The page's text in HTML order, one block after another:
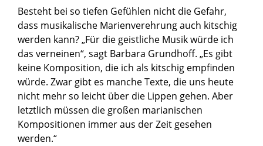
Besteht bei so tiefen Gefühlen nicht die Gefahr,
dass musikalische Marienverehrung auch kitschig
werden kann? „Für die geistliche Musik würde ich
das verneinen“, sagt Barbara Grundhoff. „Es gibt
keine Komposition, die ich als kitschig empfinden
würde. Zwar gibt es manche Texte, die uns heute
nicht mehr so leicht über die Lippen gehen. Aber
letztlich müssen die großen marianischen
Kompositionen immer aus der Zeit gesehen
werden.“